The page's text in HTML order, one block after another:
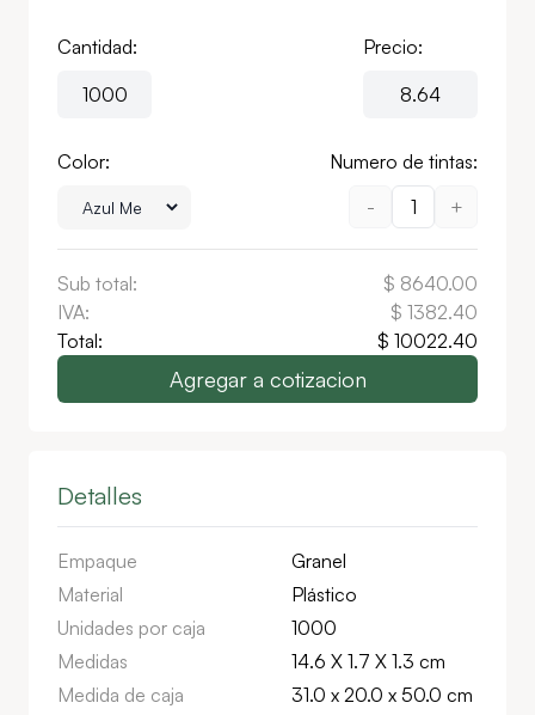
Cantidad: Precio:
Color:
Numero de tintas:
-
1 +
Sub total: $ 8640.00
IVA:
$ 1382.40
Total:
$ 10022.40
Agregar a cotizacion
Detalles
Empaque
Granel
Material
Plástico
Unidades por caja
1000
Medidas
14.6 X 1.7 X 1.3 cm
Medida de caja
31.0 x 20.0 x 50.0 cm